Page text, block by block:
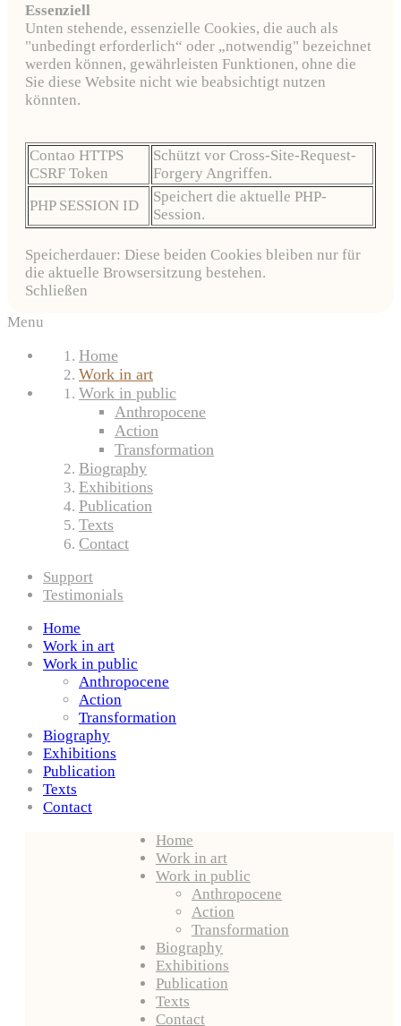
Essenziell
Unten stehende, essenzielle Cookies, die auch als
"unbedingt erforderlich“ oder „notwendig" bezeichnet
werden können, gewährleisten Funktionen, ohne die
Sie diese Website nicht wie beabsichtigt nutzen
könnten.
Contao HTTPS
CSRF Token
Schützt vor Cross-Site-Request-
Forgery Angriffen.
PHP SESSION ID
Speichert die aktuelle PHP-
Session.
Speicherdauer: Diese beiden Cookies bleiben nur für
die aktuelle Browsersitzung bestehen.
Schließen
Menu
Home
Work in art
Work in public
Anthropocene
Action
Transformation
Biography
Exhibitions
Publication
Texts
Contact
Support
Testimonials
Home
Work in art
Work in public
Anthropocene
Action
Transformation
Biography
Exhibitions
Publication
Texts
Contact
Home
Work in art
Work in public
Anthropocene
Action
Transformation
Biography
Exhibitions
Publication
Texts
Contact